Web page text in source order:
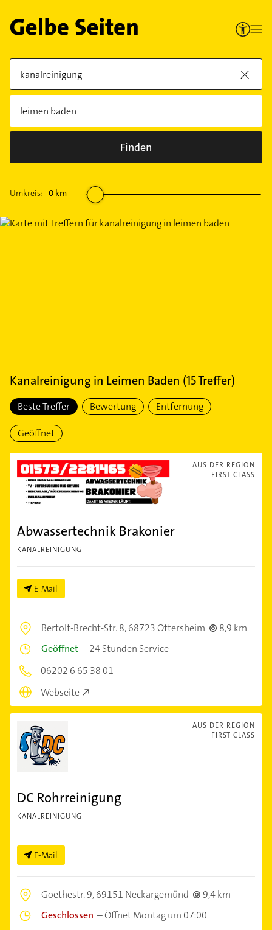
Finden
Umkreis: 0 km
Kanalreinigung in Leimen Baden (15Treffer)
Beste Treffer Bewertung Entfernung
Geöffnet
AUS DER REGION
FIRST CLASS
Abwassertechnik Brakonier
KANALREINIGUNG
E-Mail
Bertolt-Brecht-Str. 8,68723 Oftersheim
8,9 km
Geöffnet –24 Stunden Service
06202 6 65 38 01
Webseite
AUS DER REGION
FIRST CLASS
DC Rohrreinigung
KANALREINIGUNG
E-Mail
Goethestr. 9,69151 Neckargemünd
9,4 km
Geschlossen –Öffnet Montag um 07:00